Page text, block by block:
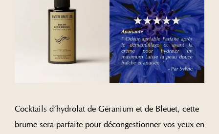
Cocktails d’hydrolat de Géranium et de Bleuet, cette
brume sera parfaite pour décongestionner vos yeux en